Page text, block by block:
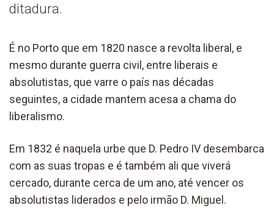
ditadura.
É no Porto que em 1820 nasce a revolta liberal, e
mesmo durante guerra civil, entre liberais e
absolutistas, que varre o país nas décadas
seguintes, a cidade mantem acesa a chama do
liberalismo.
Em 1832 é naquela urbe que D. Pedro IV desembarca
com as suas tropas e é também ali que viverá
cercado, durante cerca de um ano, até vencer os
absolutistas liderados e pelo irmão D. Miguel.